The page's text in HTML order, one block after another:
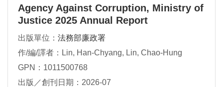
Agency Against Corruption, Ministry of
Justice 2025 Annual Report
出版單位： 法務部廉政署
作/編/譯者：Lin, Han-Chyang, Lin, Chao-Hung
GPN：1011500768
出版／創刊日期：2026-07